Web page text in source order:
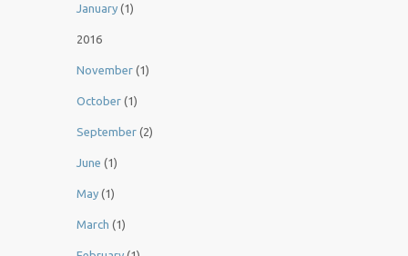
January (1)
2016
November (1)
October (1)
September (2)
June (1)
May (1)
March (1)